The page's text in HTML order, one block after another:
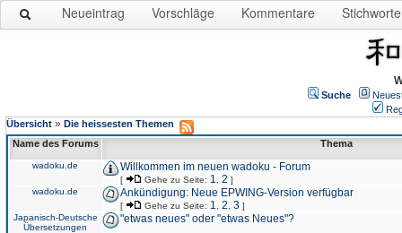
Neueintrag Vorschläge Kommentare Stichworte
Suche
Übersicht » Die heissesten Themen
Name des Forums
Thema
wadoku.de Willkommen im neuen wadoku - Forum
[ Gehe zu Seite: 1 2 ]
wadoku.de
Ankündigung: Neue EPWING-Version verfügbar
[ Gehe zu Seite: 1 2 3 ]
Japanisch-Deutsche
Übersetzungen
"etwas neues" oder "etwas Neues"?